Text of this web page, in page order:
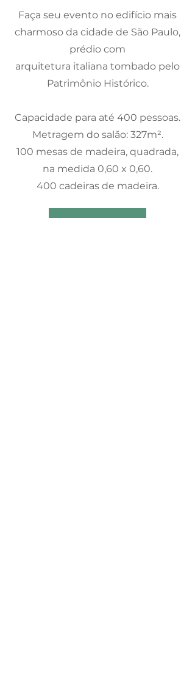
Faça seu evento no edifício mais
charmoso da cidade de São Paulo,
prédio com
arquitetura italiana tombado pelo
Patrimônio Histórico.
Capacidade para até 400 pessoas.
Metragem do salão: 327m².
100 mesas de madeira, quadrada,
na medida 0,60 x 0,60.
400 cadeiras de madeira.
ORÇAMENTO